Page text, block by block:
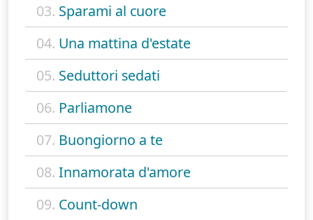
03. Sparami al cuore
04. Una mattina d'estate
05. Seduttori sedati
06. Parliamone
07. Buongiorno a te
08. Innamorata d'amore
09. Count-down